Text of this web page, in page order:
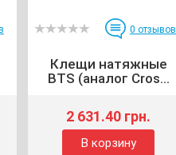
0 отзывов
Клещи натяжные
BTS (аналог Cros...
2 631.40 грн.
В корзину